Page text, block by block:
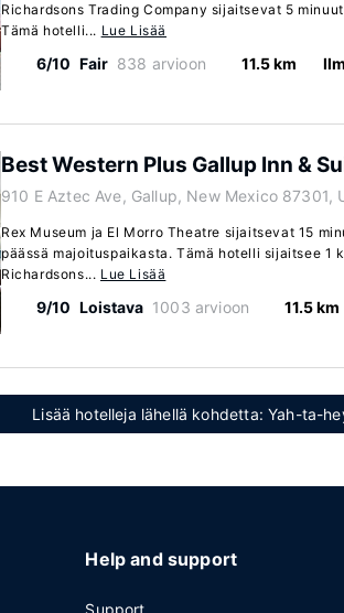
Richardsons Trading Company sijaitsevat 5
Tämä hotelli... Lue Lisää
6/10 Fair 838 arvioon 11.5 km
Best Western Plus Gallup Inn &
910 E Aztec Ave, Gallup, New Mexico 87301,
Rex Museum ja El Morro Theatre sijaitsevat 15
päässä majoituspaikasta. Tämä hotelli sijaitsee 1
Richardsons... Lue Lisää
9/10 Loistava 1003 arvioon 11.5 km
Lisää hotelleja lähellä kohdetta: Yah-ta-
Help and support
Support